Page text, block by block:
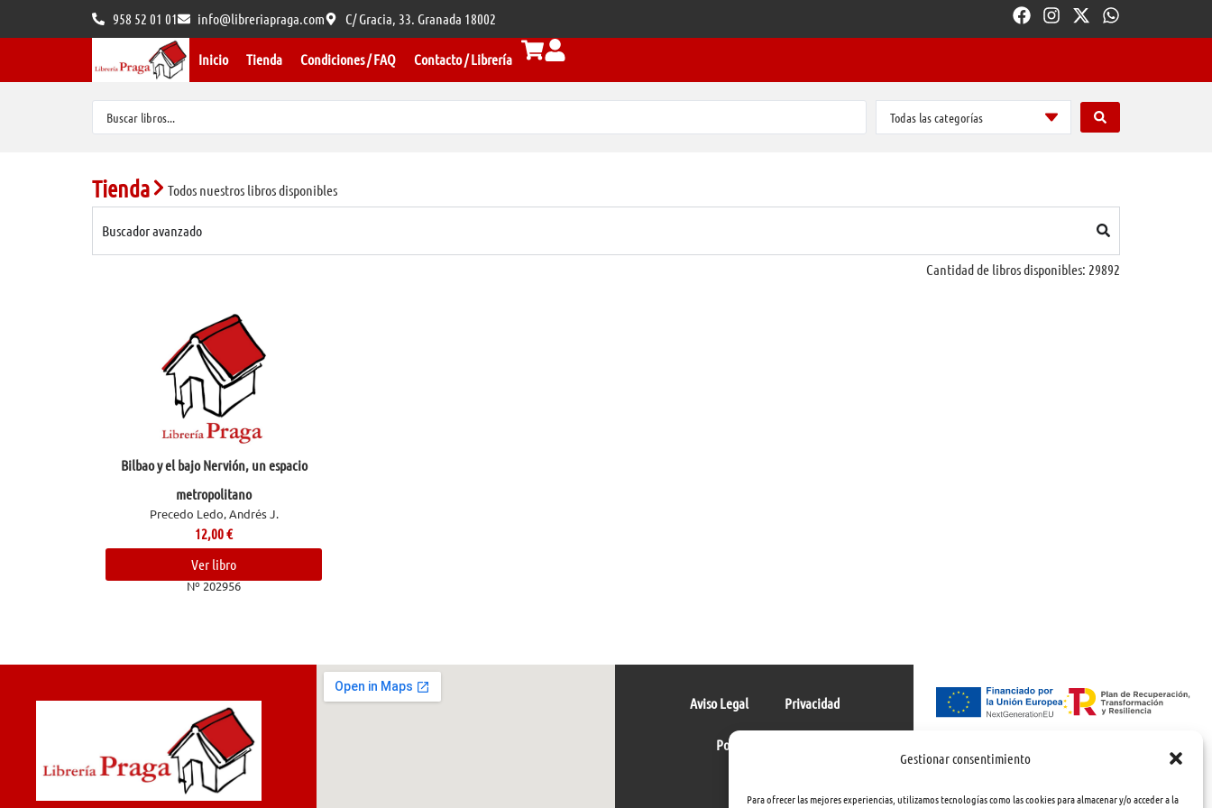
Gestionar consentimiento
Para ofrecer las mejores experiencias, utilizamos tecnologías como las cookies para almacenar y/o acceder a la
958 52 01 01 info@libreriapraga.com C/ Gracia, 33. Granada 18002
Inicio Tienda Condiciones / FAQ Contacto / Librería
Todas las categorías
Tienda Todos nuestros libros disponibles
Buscador avanzado
Cantidad de libros disponibles: 29892
Bilbao y el bajo Nervión, un espacio
metropolitano
Precedo Ledo, Andrés J.
12,00€
Ver libro
Nº 202956
Aviso Legal Privacidad
Política de cookies